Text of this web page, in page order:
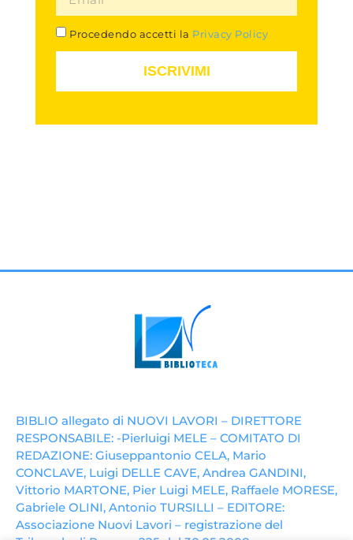
Procedendo accetti la Privacy Policy
ISCRIVIMI
BIBLIO allegato di NUOVI LAVORI – DIRETTORE
RESPONSABILE: -Pierluigi MELE – COMITATO DI
REDAZIONE: Giuseppantonio CELA, Mario
CONCLAVE, Luigi DELLE CAVE, Andrea GANDINI,
Vittorio MARTONE, Pier Luigi MELE, Raffaele MORESE,
Gabriele OLINI, Antonio TURSILLI – EDITORE:
Associazione Nuovi Lavori – registrazione del